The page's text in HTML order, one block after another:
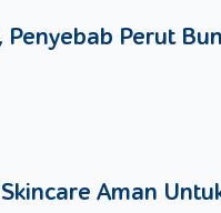
anda ingin di manja, tapi
Penyebab Perut
Aman